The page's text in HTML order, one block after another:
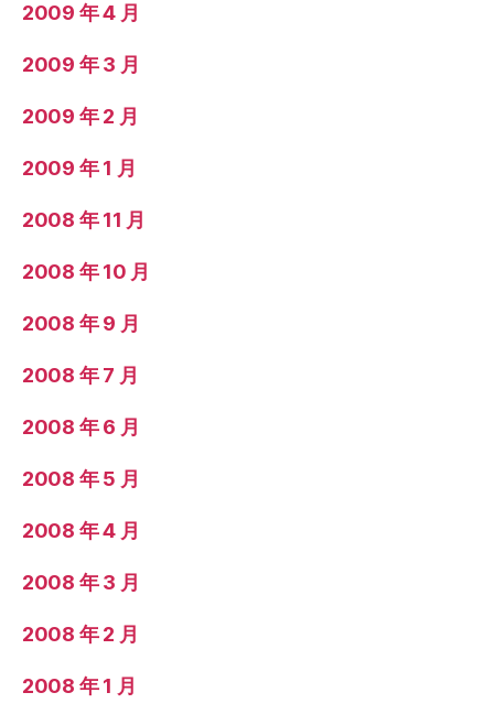
2009 年 4 月
2009 年 3 月
2009 年 2 月
2009 年 1 月
2008 年 11 月
2008 年 10 月
2008 年 9 月
2008 年 7 月
2008 年 6 月
2008 年 5 月
2008 年 4 月
2008 年 3 月
2008 年 2 月
2008 年 1 月